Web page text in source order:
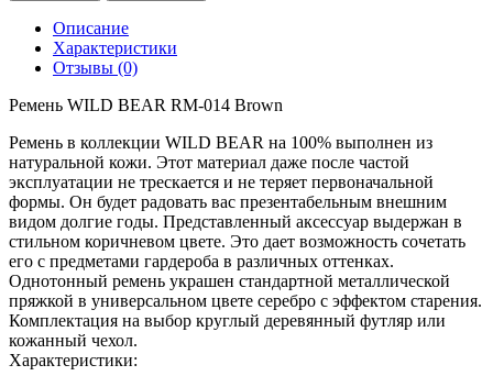
Описание
Характеристики
Отзывы (0)
Ремень WILD BEAR RM-014 Brown
Ремень в коллекции WILD BEAR на 100% выполнен из
натуральной кожи. Этот материал даже после частой
эксплуатации не трескается и не теряет первоначальной
формы. Он будет радовать вас презентабельным внешним
видом долгие годы. Представленный аксессуар выдержан в
стильном коричневом цвете. Это дает возможность сочетать
его с предметами гардероба в различных оттенках.
Однотонный ремень украшен стандартной металлической
пряжкой в универсальном цвете серебро с эффектом старения.
Комплектация на выбор круглый деревянный футляр или
кожанный чехол.
Характеристики: